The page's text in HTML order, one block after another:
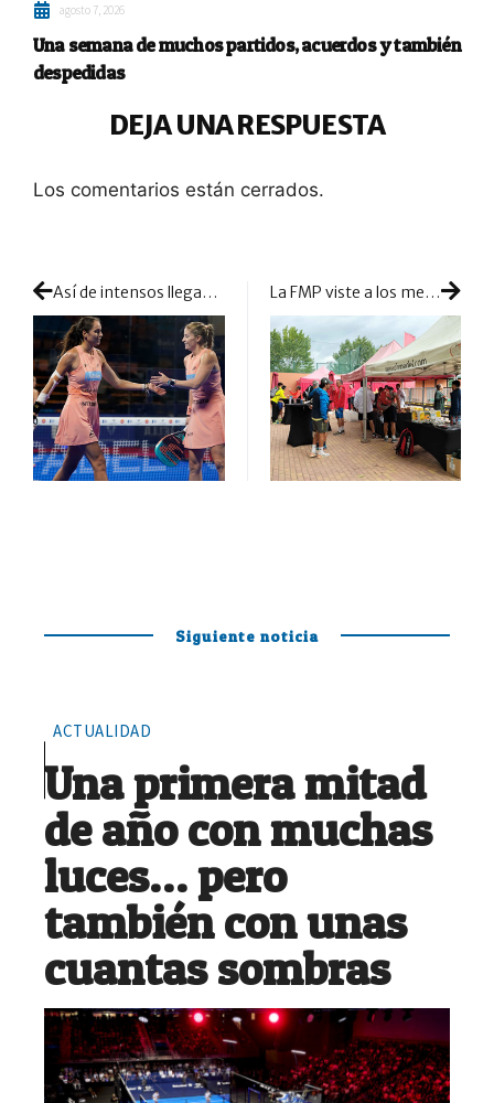
agosto 7, 2026
Una semana de muchos partidos, acuerdos y también
despedidas
DEJA UNA RESPUESTA
Los comentarios están cerrados.
Así de intensos llegan los cuartos de final femeninos en Menorca La FMP viste a los medios de pádel y les reta en la pista
Siguiente noticia
ACTUALIDAD
Una primera mitad
de año con muchas
luces… pero
también con unas
cuantas sombras